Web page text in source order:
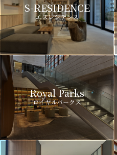
S-RESIDENCE
エスレジデンス
Royal Parks
ロイヤルパークス